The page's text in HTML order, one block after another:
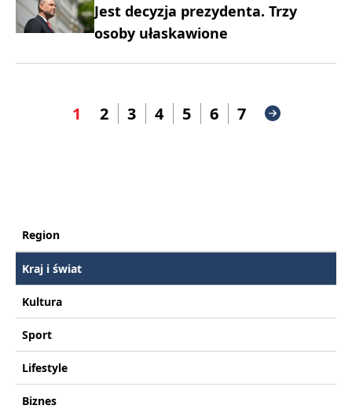
Jest decyzja prezydenta. Trzy
osoby ułaskawione
1 2 3 4 5 6 7
Region
Kraj i świat
Kultura
Sport
Lifestyle
Biznes